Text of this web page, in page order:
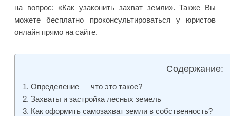
на вопрос: «Как узаконить захват земли». Также Вы
можете бесплатно проконсультироваться у юристов
онлайн прямо на сайте.
Содержание:
Определение — что это такое?
Захваты и застройка лесных земель
Как оформить самозахват земли в собственность?